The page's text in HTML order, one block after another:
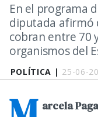
POLÍTICA | 25-06-
En el programa
diputada afirmó
cobran entre 70
organismos del
arcela